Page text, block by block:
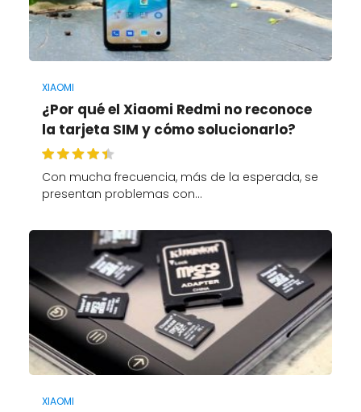
XIAOMI
¿Por qué el Xiaomi Redmi no reconoce
la tarjeta SIM y cómo solucionarlo?
Con mucha frecuencia, más de la esperada, se
presentan problemas con…
XIAOMI